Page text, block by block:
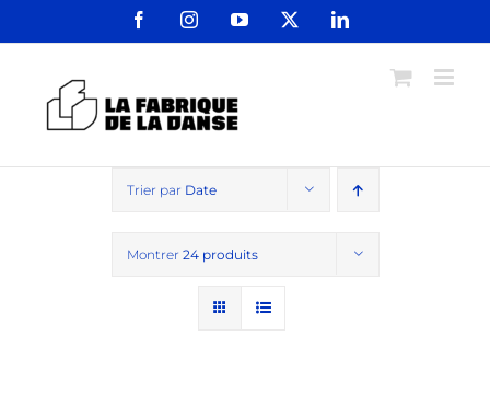
FacebookInstagramYouTube LinkedIn
Trier par Date
Montrer 24 produits